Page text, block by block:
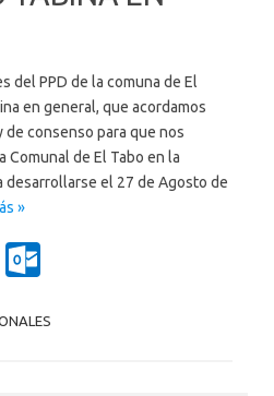
del PPD de la comuna de El
en general, que acordamos
consenso para que nos
de El Tabo en la
desarrollarse el 27 de Agosto de
»
G
lo